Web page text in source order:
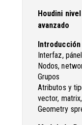
Houdini
avanzado
Introducción
Interfaz,
Nodos,
Grupos
Atributos y
vector,
Geometry